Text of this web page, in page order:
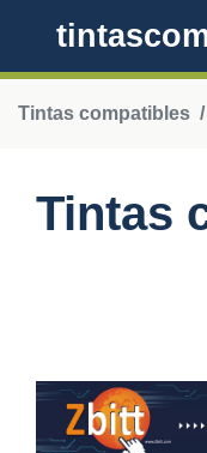
Tintas compatibles
Tintas